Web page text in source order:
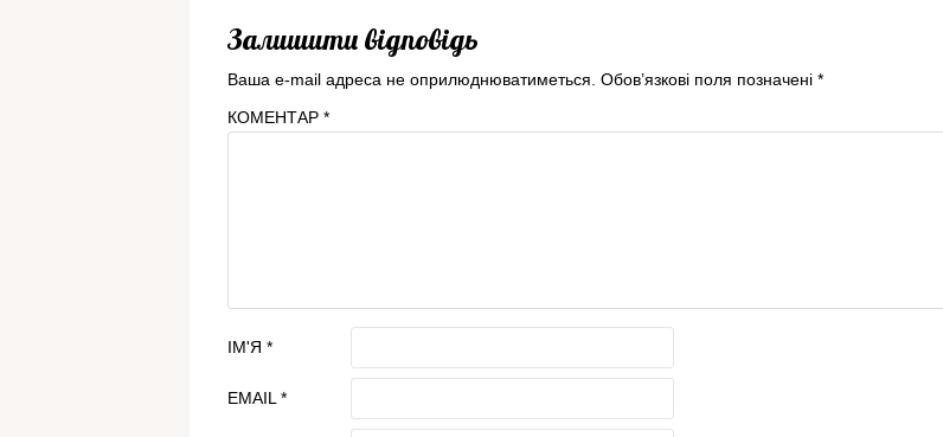
Залишити відповідь
Ваша e-mail адреса не оприлюднюватиметься. Обов’язкові поля позначені *
КОМЕНТАР *
ІМ'Я *
EMAIL *